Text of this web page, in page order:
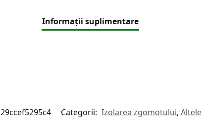
Informații suplimentare
29ccef5295c4 Categorii: Izolarea zgomotului, Altele